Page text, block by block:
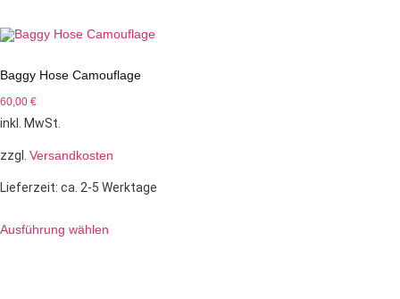
Baggy Hose Camouflage
60,00 €
inkl. MwSt.
zzgl. Versandkosten
Lieferzeit: ca. 2-5 Werktage
Ausführung wählen